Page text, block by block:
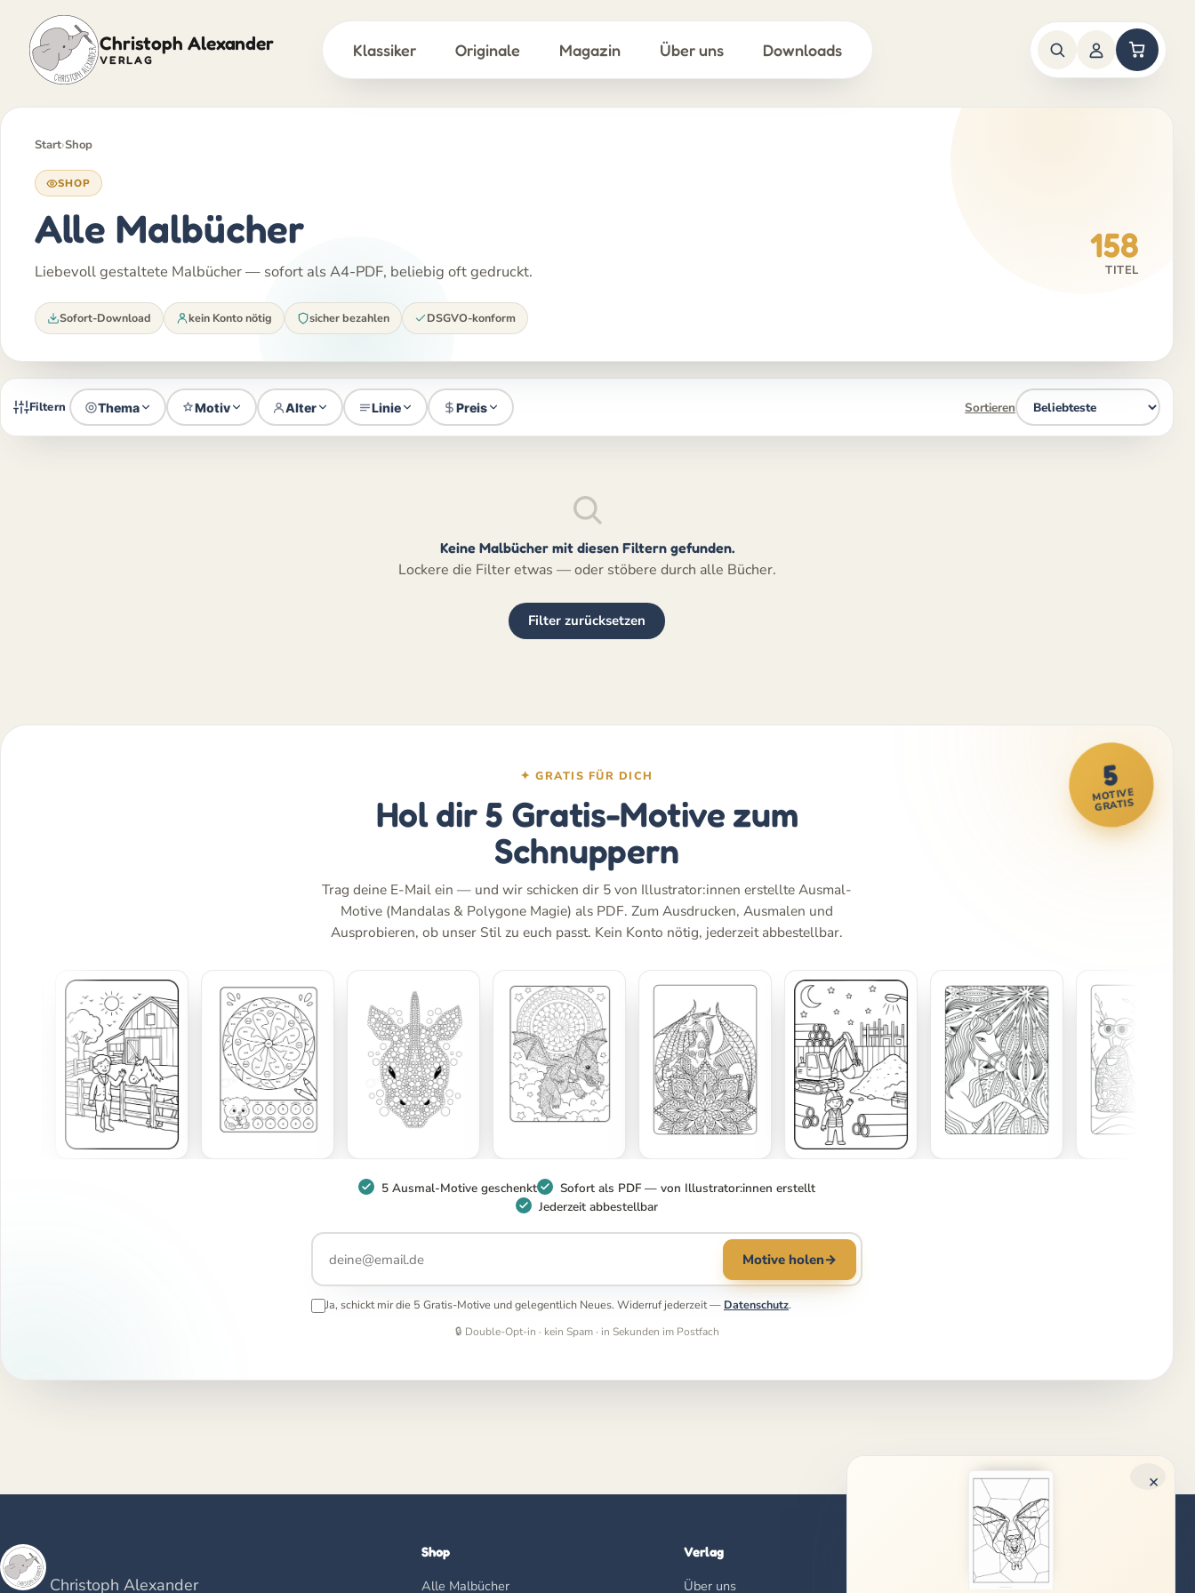
Christoph Alexander
VERLAG
Klassiker Originale Magazin Über uns Downloads
springen
Start›Shop
SHOP
Alle Malbücher
Liebevoll gestaltete Malbücher — sofort als A4-PDF, beliebig oft gedruckt.
158
TITEL
Sofort-Download kein Konto nötig sicher bezahlen DSGVO-konform
Filtern Thema Motiv Alter Linie Preis Sortieren
Keine Malbücher mit diesen Filtern gefunden.
Lockere die Filter etwas — oder stöbere durch alle Bücher.
Filter zurücksetzen
5
MOTIVE
GRATIS
✦ GRATIS FÜR DICH
Hol dir 5 Gratis-Motive zum
Schnuppern
Trag deine E-Mail ein — und wir schicken dir 5 von Illustrator:innen erstellte Ausmal-
Motive (Mandalas & Polygone Magie) als PDF. Zum Ausdrucken, Ausmalen und
Ausprobieren, ob unser Stil zu euch passt. Kein Konto nötig, jederzeit abbestellbar.
5 Ausmal-Motive geschenkt
Sofort als PDF — von Illustrator:innen erstellt
Jederzeit abbestellbar
Motive holen→
Ja, schickt mir die 5 Gratis-Motive und gelegentlich Neues. Widerruf jederzeit — Datenschutz.
🔒 Double-Opt-in · kein Spam · in Sekunden im Postfach
Christoph Alexander
Shop
Alle Malbücher
Verlag
Über uns
Rechtliches
Impressum
×